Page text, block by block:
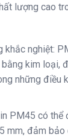
lượng cao
khắc nghiệt:
kim loại,
những điều
PM45 có thể
mm, đảm bảo